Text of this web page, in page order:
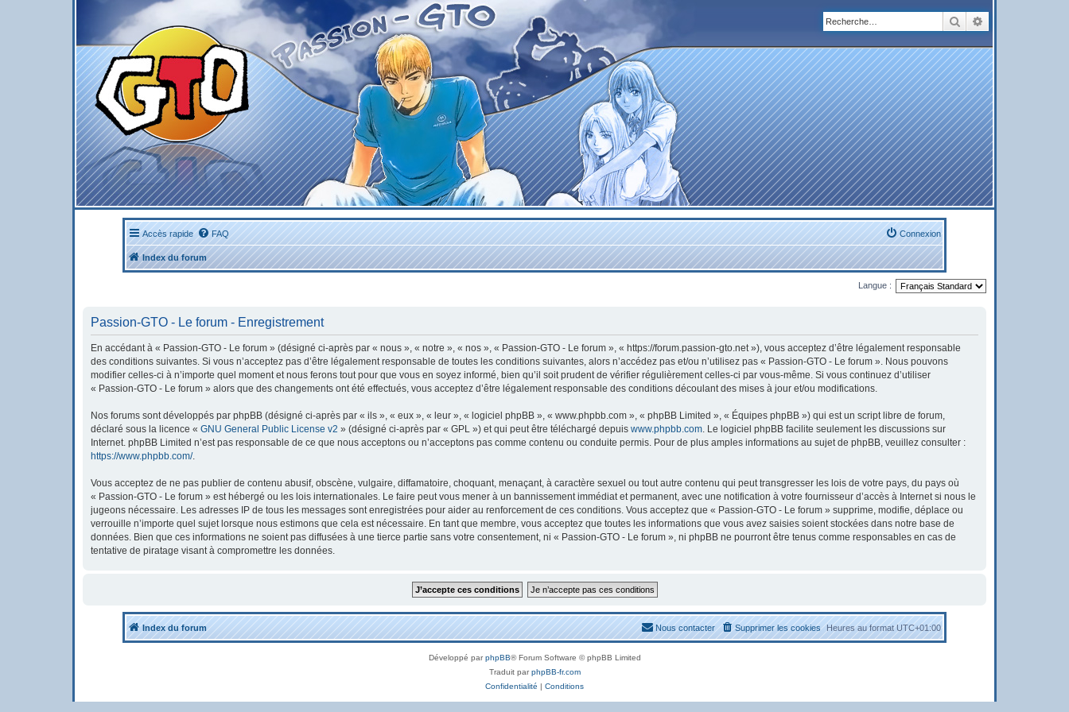
Rechercher
Accès rapide FAQ Connexion
Index du forum
Langue :
Passion-GTO - Le forum - Enregistrement
En accédant à « Passion-GTO - Le forum » (désigné ci-après par « nous », « notre », « nos », « Passion-GTO - Le forum », « https://forum.passion-gto.net »), vous acceptez d’être légalement responsable
des conditions suivantes. Si vous n’acceptez pas d’être légalement responsable de toutes les conditions suivantes, alors n’accédez pas et/ou n’utilisez pas « Passion-GTO - Le forum ». Nous pouvons
modifier celles-ci à n’importe quel moment et nous ferons tout pour que vous en soyez informé, bien qu’il soit prudent de vérifier régulièrement celles-ci par vous-même. Si vous continuez d’utiliser
« Passion-GTO - Le forum » alors que des changements ont été effectués, vous acceptez d’être légalement responsable des conditions découlant des mises à jour et/ou modifications.
Nos forums sont développés par phpBB (désigné ci-après par « ils », « eux », « leur », « logiciel phpBB », « www.phpbb.com », « phpBB Limited », « Équipes phpBB ») qui est un script libre de forum,
déclaré sous la licence « GNU General Public License v2 » (désigné ci-après par « GPL ») et qui peut être téléchargé depuis www.phpbb.com . Le logiciel phpBB facilite seulement les discussions sur
Internet. phpBB Limited n’est pas responsable de ce que nous acceptons ou n’acceptons pas comme contenu ou conduite permis. Pour de plus amples informations au sujet de phpBB, veuillez consulter :
https://www.phpbb.com/.
Vous acceptez de ne pas publier de contenu abusif, obscène, vulgaire, diffamatoire, choquant, menaçant, à caractère sexuel ou tout autre contenu qui peut transgresser les lois de votre pays, du pays où
« Passion-GTO - Le forum » est hébergé ou les lois internationales. Le faire peut vous mener à un bannissement immédiat et permanent, avec une notification à votre fournisseur d’accès à Internet si nous le
jugeons nécessaire. Les adresses IP de tous les messages sont enregistrées pour aider au renforcement de ces conditions. Vous acceptez que « Passion-GTO - Le forum » supprime, modifie, déplace ou
verrouille n’importe quel sujet lorsque nous estimons que cela est nécessaire. En tant que membre, vous acceptez que toutes les informations que vous avez saisies soient stockées dans notre base de
données. Bien que ces informations ne soient pas diffusées à une tierce partie sans votre consentement, ni « Passion-GTO - Le forum », ni phpBB ne pourront être tenus comme responsables en cas de
tentative de piratage visant à compromettre les données.
Index du forum Heures au formatUTC+01:00
Supprimer les cookies
Nous contacter
Développé parphpBB® Forum Software © phpBB Limited
Traduit parphpBB-fr.com
Confidentialité | Conditions